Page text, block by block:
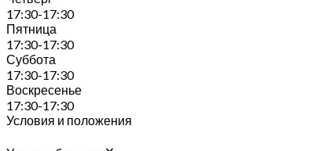
17:30-17:30
Пятница
17:30-17:30
Суббота
17:30-17:30
Воскресенье
17:30-17:30
Условия и положения